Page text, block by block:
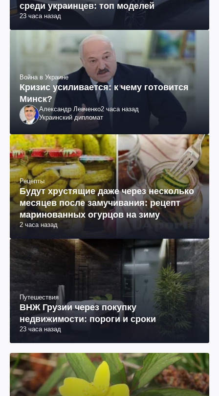
среди украинцев: топ моделей
23 часа назад
Война в Украине
Кризис усиливается: к чему готовится
Минск?
Александр Левченко2 часа назад
Украинский дипломат
Рецепты
Будут хрустящие даже через несколько
месяцев после замучивания: рецепт
маринованных огурцов на зиму
2 часа назад
Путешествия
ВНЖ Грузии через покупку
недвижимости: пороги и сроки
23 часа назад